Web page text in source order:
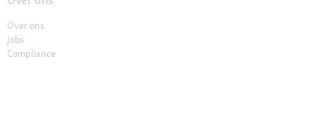
Over ons
Jobs
Compliance